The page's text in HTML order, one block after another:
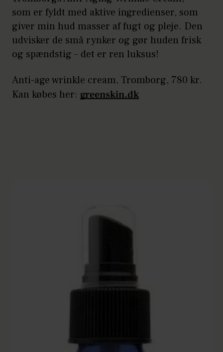
som er fyldt med aktive ingredienser, som
giver min hud masser af fugt og pleje. Den
udvisker de små rynker og gør huden frisk
og spændstig – det er ren luksus!
Anti-age wrinkle cream, Tromborg, 780 kr.
Kan købes her: greenskin.dk